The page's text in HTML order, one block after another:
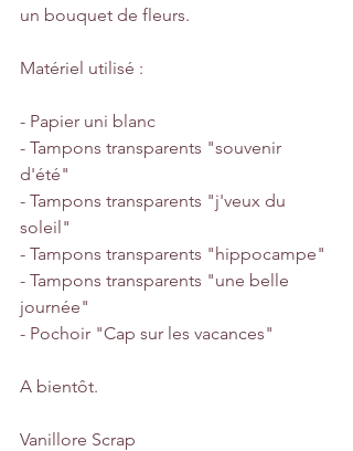
un bouquet de fleurs.
Matériel utilisé :
- Papier uni blanc
- Tampons transparents "souvenir
d'été"
- Tampons transparents "j'veux du
soleil"
- Tampons transparents "hippocampe"
- Tampons transparents "une belle
journée"
- Pochoir "Cap sur les vacances"
A bientôt.
Vanillore Scrap